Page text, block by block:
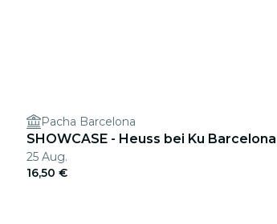
Pacha Barcelona
SHOWCASE - Heuss bei Ku Barcelona
25 Aug.
16,50 €